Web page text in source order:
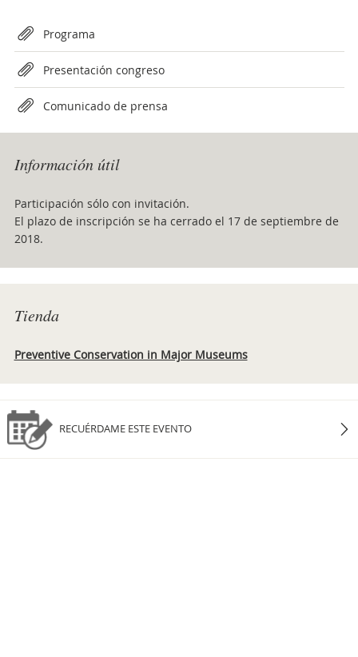
Attachments
Programa
Presentación congreso
Comunicado de prensa
Información útil
Participación sólo con invitación.
El plazo de inscripción se ha cerrado el 17 de septiembre de
2018.
Tienda
Preventive Conservation in Major Museums
RECUÉRDAME ESTE EVENTO